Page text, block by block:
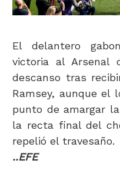
El delantero
victoria al
descanso tras
Ramsey, aunque el
punto de amargar
la recta final del
repelió el travesaño.
..EFE